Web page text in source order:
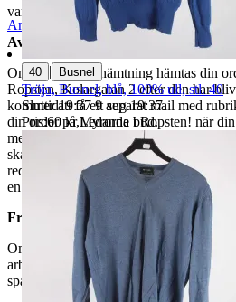
varor märkta endast avhämtning inte
Avhämtning
Om du väljer avhämtning hämtas din
Ropsten, Kolargatan 2 efter den har
kommer att få ett separat mail med
din order på Myrorna i Ropsten! när
med legitimation. Hanteringstiden är
ska hämtas senast 7 dagar efter att
redo för avhämtning. Ordrar som ej
en avgift på 84 kr dras av från
Frakt
Om du har valt frakt kommer din vara
arbetsdagar. När din vara har lämnat
spårningsnummer av DSV inom kort
Anmäl Sälj liknande
40 | Busnel
Tröja, Busnel, blå, 100% ull, stl. 40
Sluttid19:37 9 aug 19:37.
Pris:60 kr,Ledande bud.